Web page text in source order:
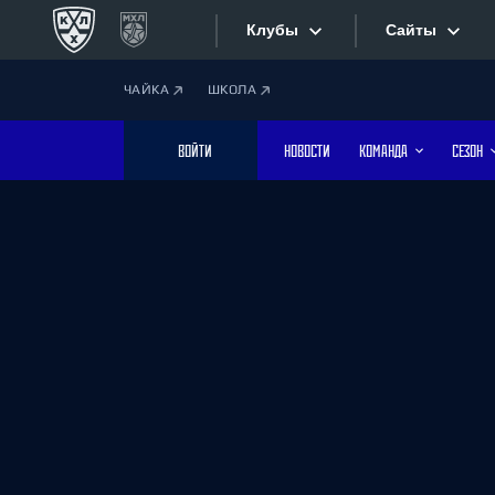
Клубы
Дивизион Боброва
Лада
Сайты
ЧАЙКА ШКОЛА
ВОЙТИ НОВОСТИ КОМАНДА СЕЗОН